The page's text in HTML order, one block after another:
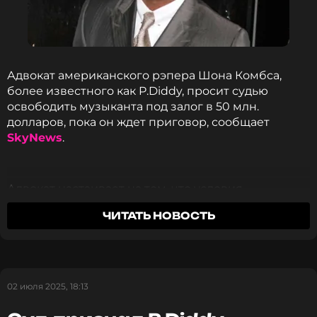
ССЫЛКА
Адвокат американского рэпера Шона Комбса,
более известного как P.Diddy, просит судью
освободить музыканта под залог в 50 млн.
долларов, пока он ждет приговор, сообщает
SkyNews.
Адвокат настаивает на том, что условия
содержания в столичном следственном
изоляторе в Бруклине опасны. Он отметил, что
«На самом деле он, возможно, единственный
ЧИТАТЬ НОВОСТЬ
02 июля 2025, 18:13